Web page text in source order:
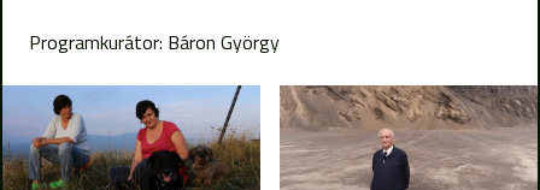
Programkurátor: Báron György